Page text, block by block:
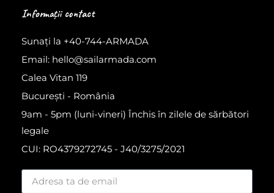
Informații contact
Sunați la +40-744-ARMADA
Email: hello@sailarmada.com
Calea Vitan 119
București - România
9am - 5pm (luni-vineri) Închis în zilele de sărbători
legale
CUI: RO4379272745 - J40/3275/2021